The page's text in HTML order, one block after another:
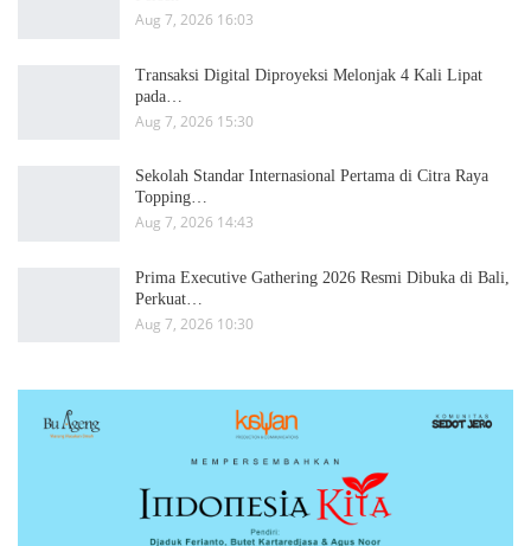
Aug 7, 2026 16:03
Transaksi Digital Diproyeksi Melonjak 4 Kali Lipat
pada…
Aug 7, 2026 15:30
Sekolah Standar Internasional Pertama di Citra Raya
Topping…
Aug 7, 2026 14:43
Prima Executive Gathering 2026 Resmi Dibuka di Bali,
Perkuat…
Aug 7, 2026 10:30